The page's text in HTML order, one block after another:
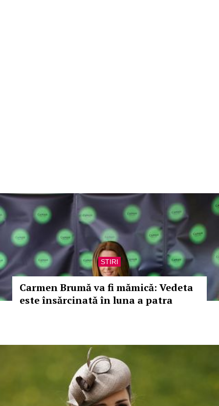
STIRI
Carmen Brumă va fi mămică: Vedeta
este însărcinată în luna a patra